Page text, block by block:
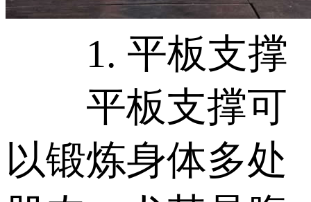
1. 平板支撑
平板支撑可
以锻炼身体多处